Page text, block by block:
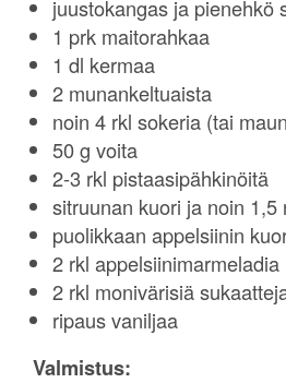
juustokangas ja pienehkö
1 prk maitorahkaa
1 dl kermaa
2 munankeltuaista
noin 4 rkl sokeria (tai
50 g voita
2-3 rkl pistaasipähkinöitä
sitruunan kuori ja noin 1,5
puolikkaan appelsiinin
2 rkl appelsiinimarmeladia
2 rkl monivärisiä
ripaus vaniljaa
Valmistus: